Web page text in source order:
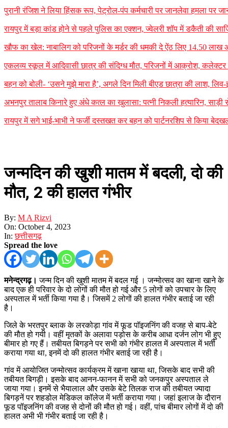
पुरानी रंजिश ने लिया हिंसक रूप, पेट्रोल-पंप कर्मचारी पर जानलेवा हमला पर
रायपुर में बड़ा कांड होने से पहले पुलिस का एक्शन, ज्वेलरी शॉप में डकैती की
खौफ का खेल: नाबालिग को परिजनों के मर्डर की धमकी दे ऐंठ लिए 14.50 लाख
एकलव्य स्कूल में आदिवासी छात्र की संदिग्ध मौत, परिजनों में आक्रोश, कलेक्टर ने
बहन को बोली- ‘उसने मुझे मारा है’, अगले दिन मिली बीएड छात्रा की लाश,
अभनपुर तालाब किनारे हुए अंधे कत्ल का खुलासा: पत्नी निकली हत्यारिन, साड़ी
रायपुर में सगे भाई-भाभी ने फर्जी दस्तखत कर बहन को पार्टनरशिप से किया
जन्मदिन की खुशी मातम में बदली, दो की
मौत, 2 की हालत गंभीर
By: M A Rizvi
On: October 4, 2023
In: छत्तीसगढ़
Spread the love
मनेन्द्रगढ़। जन्म दिन की खुशी मातम में बदल गई । जन्मोत्सव का खाना खाने के
बाद एक ही परिवार के दो लोगों की मौत हो गई और 5 लोगों को उपचार के लिए
अस्पताल में भर्ती किया गया है। जिसमें 2 लोगों की हालत गंभीर बताई जा रही
है।
जिले के भरतपुर ब्लाक के लरकोड़ा गांव में फूड पॉइजनिंग की वजह से बाप-बेटे
की मौत हो गयी। वहीं मृतकों के अलावा पड़ोस के करीब आधा दर्जन लोग भी हुए
बीमार हो गए हैं। तबीयत बिगड़ने पर सभी को गंभीर हालत में अस्पताल में भर्ती
कराया गया था, इनमें दो की हालत गंभीर बताई जा रही है।
गांव में आयोजित जन्मोत्सव कार्यक्रम में खाना खाया था, जिसके बाद सभी की
तबीयत बिगड़ी। इसके बाद आनन-फानन में सभी को जनकपुर अस्पताल ले
जाया गया। इनमें से भैयालाल और उसके बेटे तिलक राज की तबीयत ज्यादा
बिगड़नें पर शहडोल मेडिकल कॉलेज में भर्ती कराया गया। जहां इलाज के दौरान
फूड पॉइजनिंग की वजह से दोनों की मौत हो गई। वहीं, पांच बीमार लोगों में दो की
हालत अभी भी गंभीर बताई जा रही है।